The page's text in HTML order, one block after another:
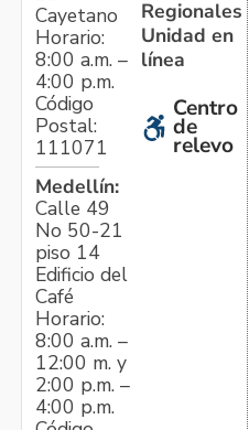
Cayetano
Horario:
8:00 a.m. –
4:00 p.m.
Código
Postal:
111071
Medellín:
Calle 49
No 50-21
piso 14
Edificio del
Café
Horario:
8:00 a.m. –
12:00 m. y
2:00 p.m. –
4:00 p.m.
Regionales
Unidad en
línea
Centro
de
relevo